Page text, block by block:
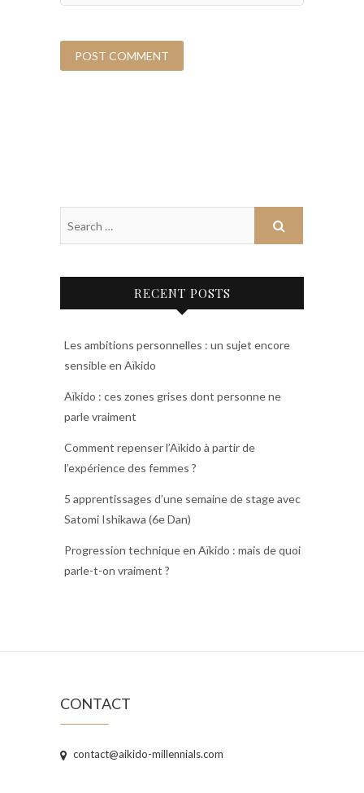
RECENT POSTS
Les ambitions personnelles : un sujet encore
sensible en Aïkido
Aïkido : ces zones grises dont personne ne
parle vraiment
Comment repenser l’Aïkido à partir de
l’expérience des femmes ?
5 apprentissages d’une semaine de stage avec
Satomi Ishikawa (6e Dan)
Progression technique en Aïkido : mais de quoi
parle-t-on vraiment ?
CONTACT
contact@aikido-millennials.com